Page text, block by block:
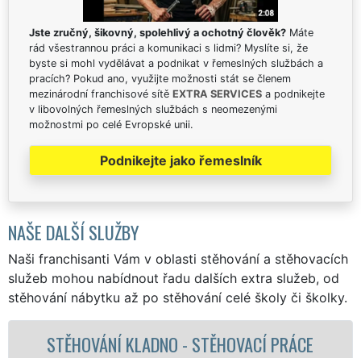
Jste zručný, šikovný, spolehlivý a ochotný člověk? Máte
rád všestrannou práci a komunikaci s lidmi? Myslíte si, že
byste si mohl vydělávat a podnikat v řemeslných službách a
pracích? Pokud ano, využijte možnosti stát se členem
mezinárodní franchisové sítě EXTRA SERVICES a podnikejte
v libovolných řemeslných službách s neomezenými
možnostmi po celé Evropské unii.
Podnikejte jako řemeslník
NAŠE DALŠÍ SLUŽBY
Naši franchisanti Vám v oblasti stěhování a stěhovacích
služeb mohou nabídnout řadu dalších extra služeb, od
stěhování nábytku až po stěhování celé školy či školky.
- STĚHOVACÍ PRÁCE